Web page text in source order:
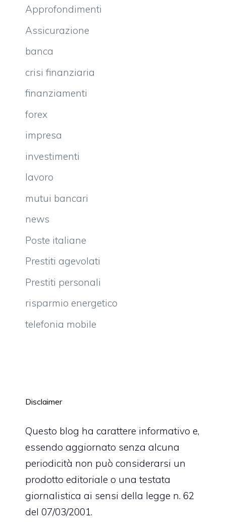
Approfondimenti
Assicurazione
banca
crisi finanziaria
finanziamenti
forex
impresa
investimenti
lavoro
mutui bancari
news
Poste italiane
Prestiti agevolati
Prestiti personali
risparmio energetico
telefonia mobile
Disclaimer
Questo blog ha carattere informativo e,
essendo aggiornato senza alcuna
periodicità non può considerarsi un
prodotto editoriale o una testata
giornalistica ai sensi della legge n. 62
del 07/03/2001.